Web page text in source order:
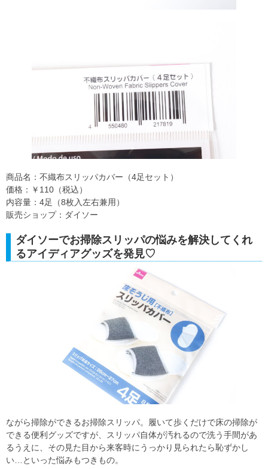
商品名：不織布スリッパカバー（4足セット）
価格：￥110（税込）
内容量：4足（8枚入左右兼用）
販売ショップ：ダイソー
ダイソーでお掃除スリッパの悩みを解決してくれ
るアイディアグッズを発見♡
ながら掃除ができるお掃除スリッパ。履いて歩くだけで床の掃除が
できる便利グッズですが、スリッパ自体が汚れるので洗う手間があ
るうえに、その見た目から来客時にうっかり見られたら恥ずかし
い…といった悩みもつきもの。